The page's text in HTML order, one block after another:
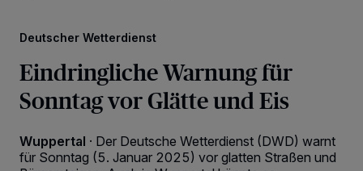
Deutscher Wetterdienst
Eindringliche Warnung für
Sonntag vor Glätte und Eis
Wuppertal · Der Deutsche Wetterdienst (DWD) warnt
für Sonntag (5. Januar 2025) vor glatten Straßen und